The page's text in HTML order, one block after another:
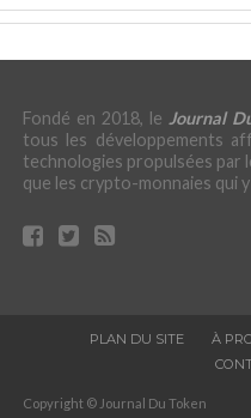
Fondé en 2018, le Journal
tous les développements
technologies propulsées par
que les crypto-monnaies qui
PLAN DU SITE À
Copyright © Journal Du Token